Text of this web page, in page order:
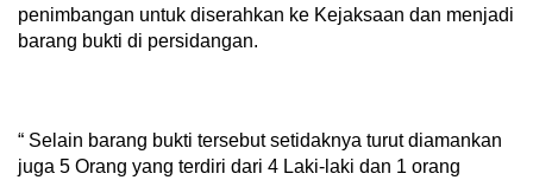
penimbangan untuk diserahkan ke Kejaksaan dan menjadi
barang bukti di persidangan.
“ Selain barang bukti tersebut setidaknya turut diamankan
juga 5 Orang yang terdiri dari 4 Laki-laki dan 1 orang